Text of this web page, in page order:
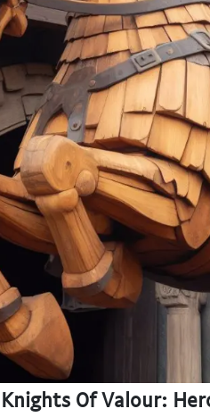
Of Valour: